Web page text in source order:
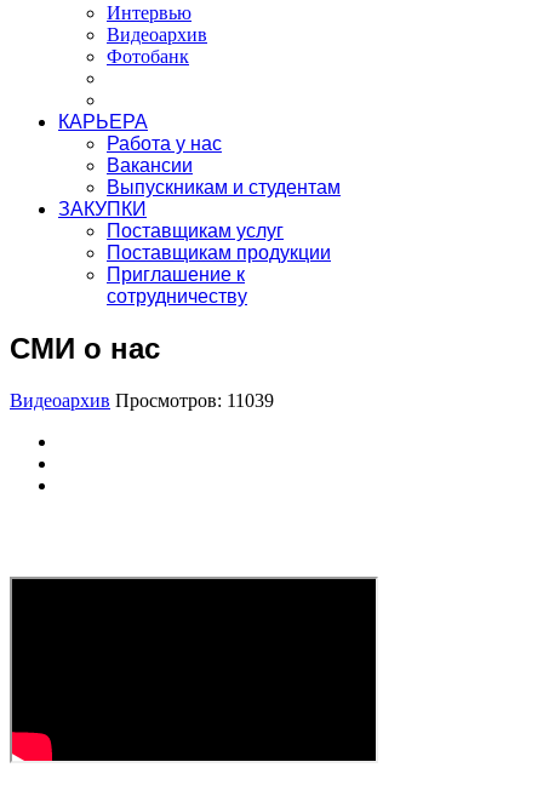
Интервью
Видеоархив
Фотобанк
КАРЬЕРА
Работа у нас
Вакансии
Выпускникам и студентам
ЗАКУПКИ
Поставщикам услуг
Поставщикам продукции
Приглашение к
сотрудничеству
СМИ о нас
Видеоархив Просмотров: 11039